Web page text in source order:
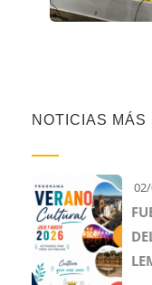
NOTICIAS MÁS